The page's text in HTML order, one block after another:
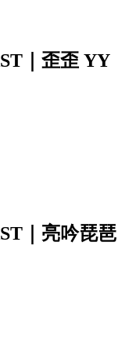
｜歪歪 YY
｜亮吟琵琶